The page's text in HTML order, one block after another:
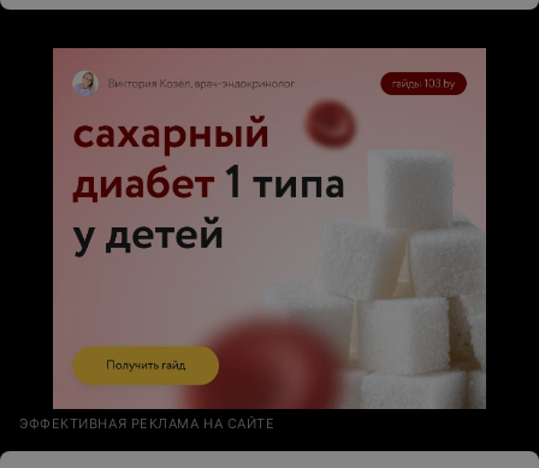
ЭФФЕКТИВНАЯ РЕКЛАМА НА САЙТЕ